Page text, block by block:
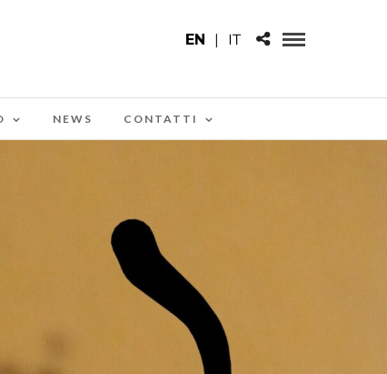
EN | IT
NEWS CONTATTI